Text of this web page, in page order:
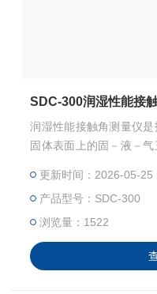
SDC-300润湿性能接
润湿性能接触角测量仪
固体表面上的固－液－
更新时间：2026-05-25
产品型号：SDC-300
浏览量：1522